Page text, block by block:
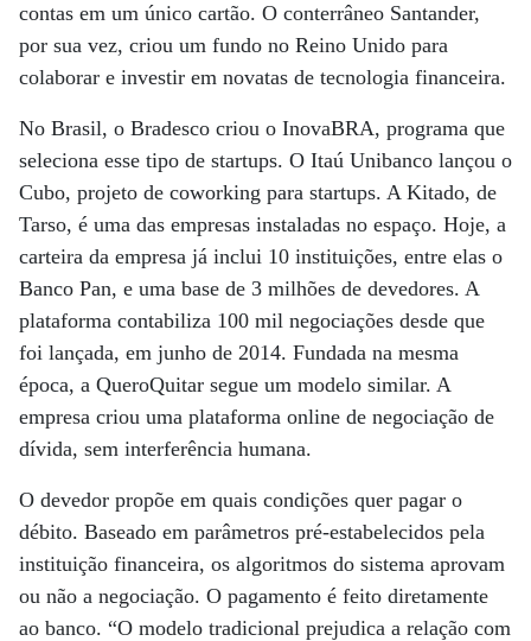
contas em um único cartão. O conterrâneo Santander,
por sua vez, criou um fundo no Reino Unido para
colaborar e investir em novatas de tecnologia financeira.
No Brasil, o Bradesco criou o InovaBRA, programa que
seleciona esse tipo de startups. O Itaú Unibanco lançou o
Cubo, projeto de coworking para startups. A Kitado, de
Tarso, é uma das empresas instaladas no espaço. Hoje, a
carteira da empresa já inclui 10 instituições, entre elas o
Banco Pan, e uma base de 3 milhões de devedores. A
plataforma contabiliza 100 mil negociações desde que
foi lançada, em junho de 2014. Fundada na mesma
época, a QueroQuitar segue um modelo similar. A
empresa criou uma plataforma online de negociação de
dívida, sem interferência humana.
O devedor propõe em quais condições quer pagar o
débito. Baseado em parâmetros pré-estabelecidos pela
instituição financeira, os algoritmos do sistema aprovam
ou não a negociação. O pagamento é feito diretamente
ao banco. “O modelo tradicional prejudica a relação com